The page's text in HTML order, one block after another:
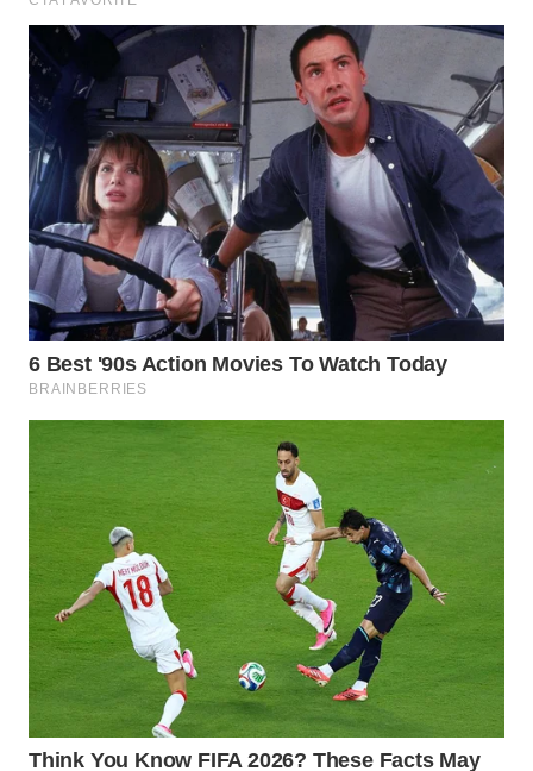
WN
LIKUPANG
WN
LABUANBAJO
WN
BORNEO
Wahana
Media
Group
NEWS
WAHANA
WAHANA
ADVOKAT
WAHANA
INFRASTRUKTUR
WAHANA